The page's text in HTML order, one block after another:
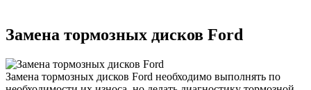
Замена тормозных дисков Ford
Замена тормозных дисков Ford необходимо выполнять по